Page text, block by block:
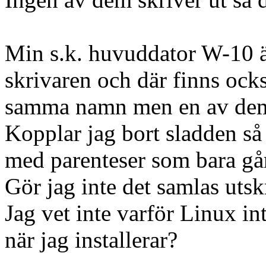
Min s.k. huvuddator W-10
skrivaren och där finns
samma namn men en av
Kopplar jag bort sladden
med parenteser som bara
Gör jag inte det samlas
Jag vet inte varför Linux
när jag installerar?